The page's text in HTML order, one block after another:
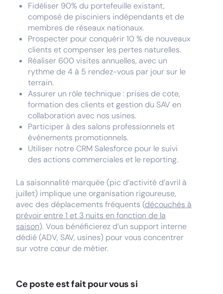
Fidéliser 90% du portefeuille existant,
composé de pisciniers indépendants et de
membres de réseaux nationaux.
Prospecter pour conquérir 10 % de nouveaux
clients et compenser les pertes naturelles.
Réaliser 600 visites annuelles, avec un
rythme de 4 à 5 rendez-vous par jour sur le
terrain.
Assurer un rôle technique : prises de cote,
formation des clients et gestion du SAV en
collaboration avec nos usines.
Participer à des salons professionnels et
événements promotionnels.
Utiliser notre CRM Salesforce pour le suivi
des actions commerciales et le reporting.
La saisonnalité marquée (pic d’activité d’avril à
juillet) implique une organisation rigoureuse,
avec des déplacements fréquents (découchés à
prévoir entre 1 et 3 nuits en fonction de la
saison). Vous bénéficierez d’un support interne
dédié (ADV, SAV, usines) pour vous concentrer
sur votre cœur de métier.
Ce poste est fait pour vous si